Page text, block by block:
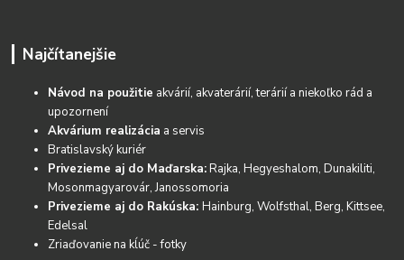
Najčítanejšie
Návod na použitie akvárií, akvaterárií, terárií a niekoľko rád a
upozornení
Akvárium realizácia a servis
Bratislavský kuriér
Privezieme aj do Maďarska:Rajka, Hegyeshalom, Dunakiliti,
Mosonmagyarovár, Janossomoria
Privezieme aj do Rakúska:Hainburg, Wolfsthal, Berg, Kittsee,
Edelsal
Zriaďovanie na kĺúč - fotky